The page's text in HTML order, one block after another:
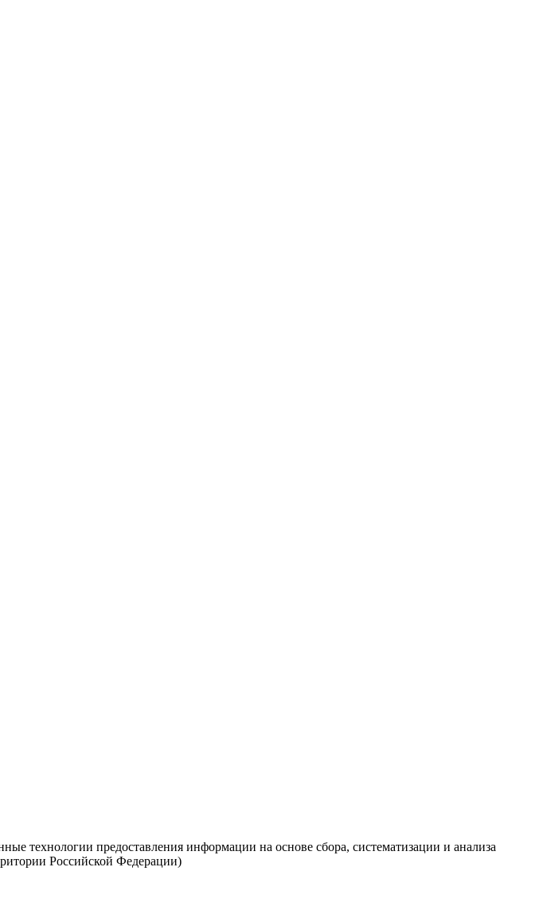
технологии предоставления информации на основе сбора, систематизации и анализа
Российской Федерации)